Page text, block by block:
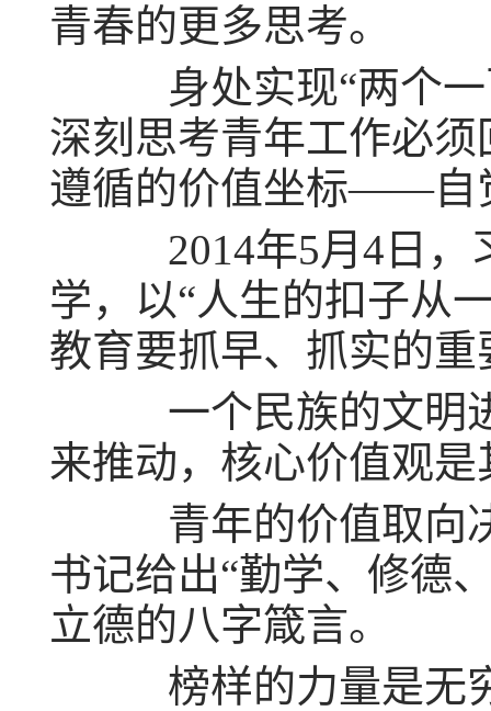
青春的更多思考。
身处实现“两个一
深刻思考青年工作必
遵循的价值坐标——自
2014年5月4日，
学，以“人生的扣子从
教育要抓早、抓实的重
一个民族的文明进
来推动，核心价值观
青年的价值取向决
书记给出“勤学、修德
立德的八字箴言。
榜样的力量是无